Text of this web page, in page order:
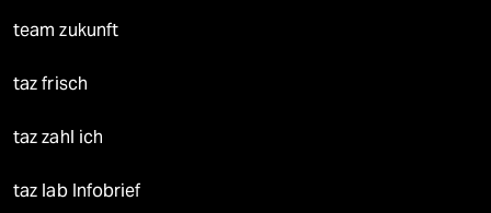
team zukunft
taz frisch
taz zahl ich
taz lab Infobrief